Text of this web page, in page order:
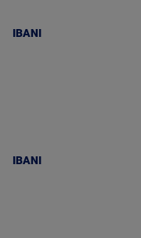
IBANI
IBANI